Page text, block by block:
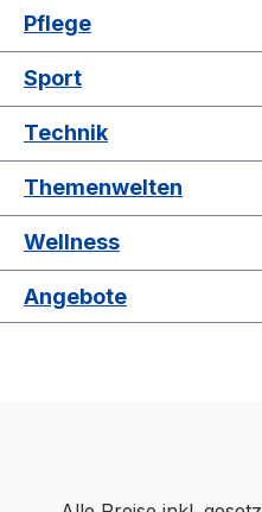
Pflege
Sport
Technik
Themenwelten
Wellness
Angebote